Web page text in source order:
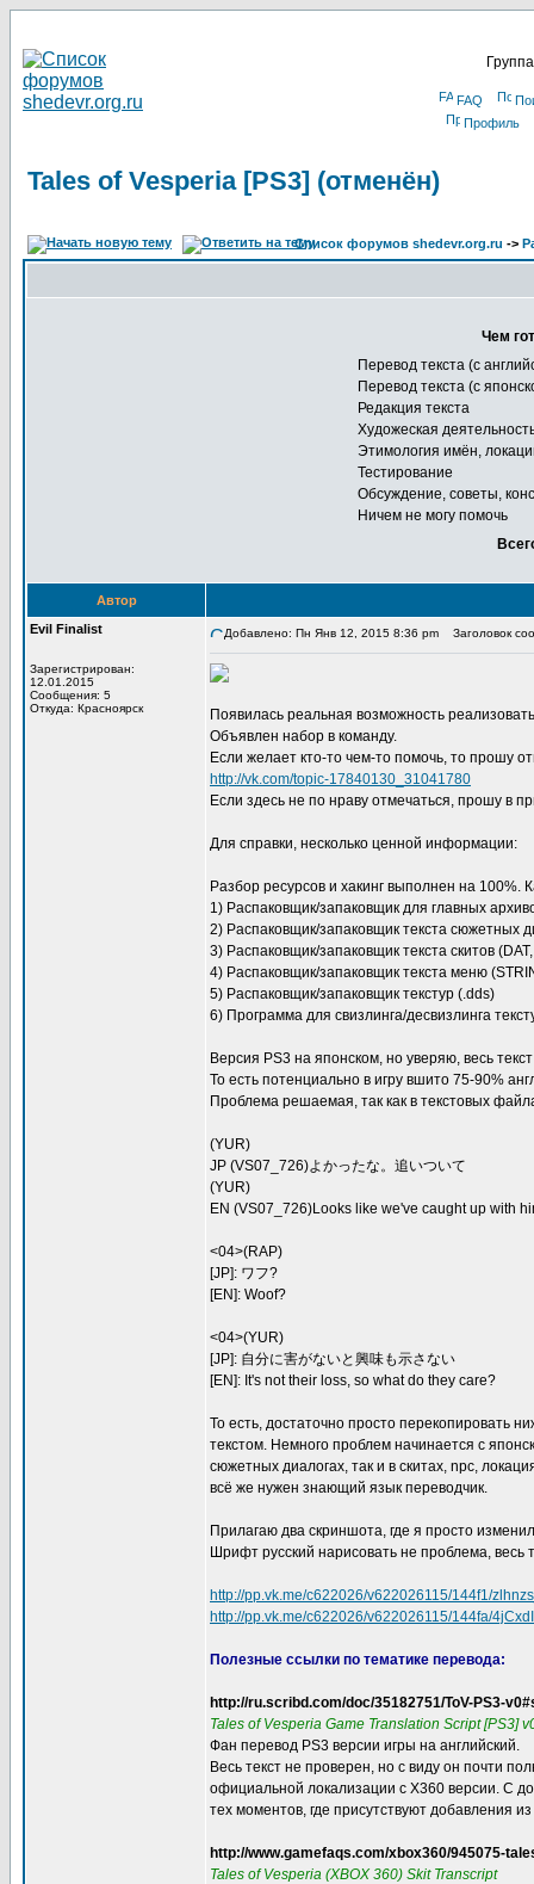
FAQ
Профиль
Tales of Vesperia [PS3] (отменён)
Список форумов shedevr.org.ru ->
Чем
Перевод текста (с
Перевод текста (с
Редакция текста
Художеская
Этимология имён,
Тестирование
Обсуждение, советы,
Ничем не могу помочь
Автор
Evil Finalist
Зарегистрирован:
12.01.2015
Сообщения: 5
Откуда: Красноярск
Добавлено: Пн Янв 12, 2015 8:36 pm Заголовок
Появилась реальная возможность
Объявлен набор в команду.
Если желает кто-то чем-то помочь, то прошу
http://vk.com/topic-17840130_31041780
Если здесь не по нраву отмечаться, прошу в
Для справки, несколько ценной информации:
Разбор ресурсов и хакинг выполнен на
1) Распаковщик/запаковщик для главных
2) Распаковщик/запаковщик текста сюжетных
3) Распаковщик/запаковщик текста скитов
4) Распаковщик/запаковщик текста меню
5) Распаковщик/запаковщик текстур (.dds)
6) Программа для свизлинга/десвизлинга
Версия PS3 на японском, но уверяю, весь
То есть потенциально в игру вшито 75-90%
Проблема решаемая, так как в текстовых
(YUR)
JP (VS07_726)よかったな。追いついて
(YUR)
EN (VS07_726)Looks like we've caught up with
<04>(RAP)
[JP]: ワフ?
[EN]: Woof?
<04>(YUR)
[JP]: 自分に害がないと興味も示さない
[EN]: It's not their loss, so what do they care?
То есть, достаточно просто перекопировать
текстом. Немного проблем начинается с
сюжетных диалогах, так и в скитах, npc,
всё же нужен знающий язык переводчик.
Прилагаю два скриншота, где я просто
Шрифт русский нарисовать не проблема, весь
http://pp.vk.me/c622026/v622026115/144f1/
http://pp.vk.me/c622026/v622026115/144fa/
Полезные ссылки по тематике перевода:
http://ru.scribd.com/doc/35182751/ToV-PS3-
Tales of Vesperia Game Translation Script [PS3]
Фан перевод PS3 версии игры на английский.
Весь текст не проверен, но с виду он почти
официальной локализации с X360 версии. С
тех моментов, где присутствуют добавления
http://www.gamefaqs.com/xbox360/945075-
Tales of Vesperia (XBOX 360) Skit Transcript